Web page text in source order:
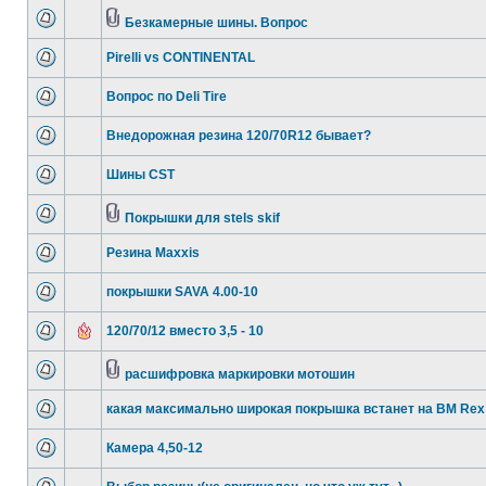
Безкамерные шины. Вопрос
Pirelli vs CONTINENTAL
Вопрос по Deli Tire
Внедорожная резина 120/70R12 бывает?
Шины CST
Покрышки для stels skif
Резина Maxxis
покрышки SAVA 4.00-10
120/70/12 вместо 3,5 - 10
расшифровка маркировки мотошин
какая максимально широкая покрышка встанет на BM
Камера 4,50-12